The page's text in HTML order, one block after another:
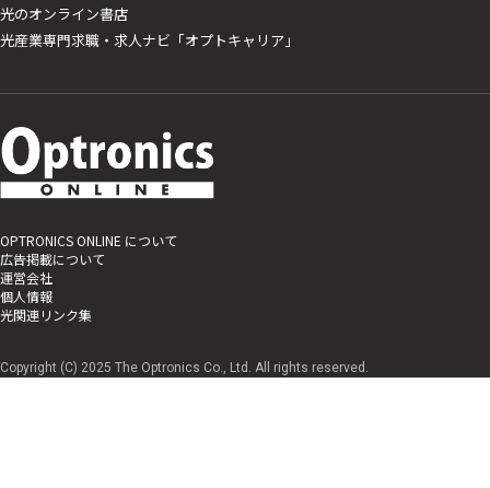
光のオンライン書店
光産業専門求職・求人ナビ「オプトキャリア」
OPTRONICS ONLINE について
広告掲載について
運営会社
個人情報
光関連リンク集
Copyright (C) 2025 The Optronics Co., Ltd. All rights reserved.